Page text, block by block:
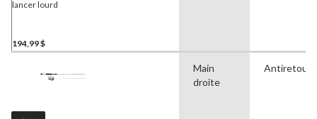
lancer lourd
194,99 $
Main
droite
Antiretour